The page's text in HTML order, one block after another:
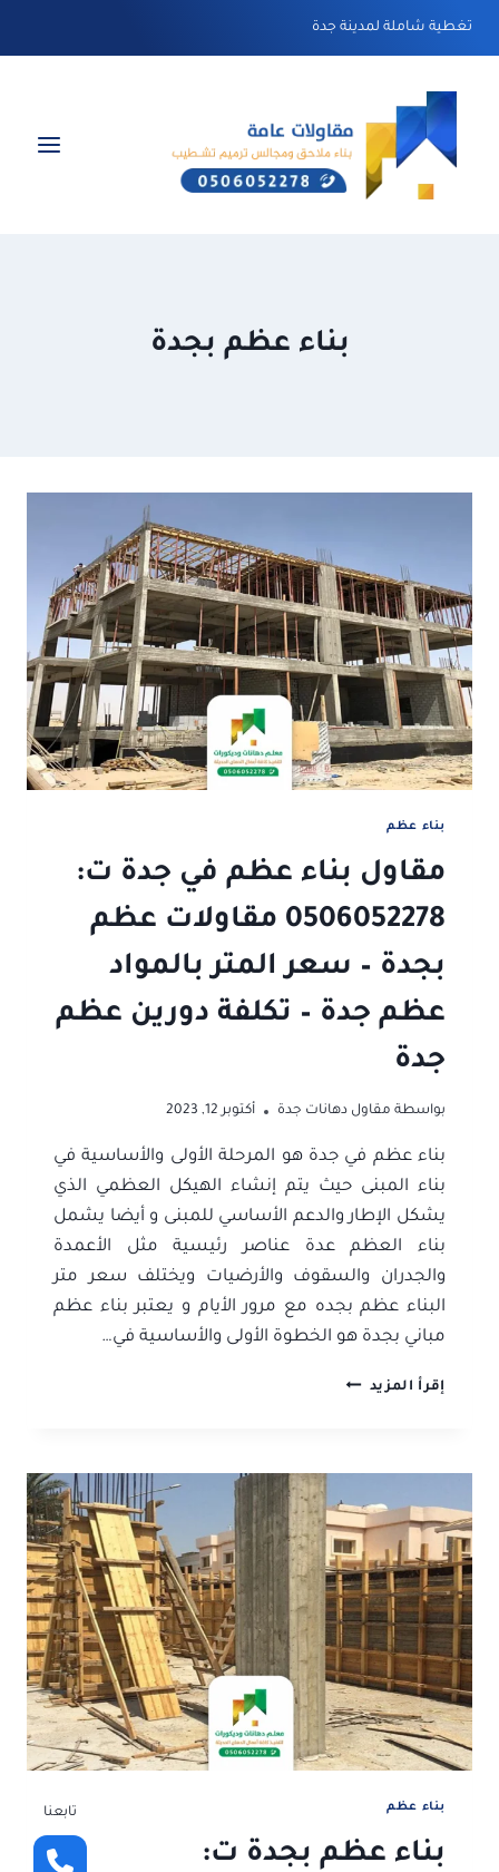
تغطية شاملة لمدينة جدة
بناء عظم بجدة
بناء عظم
مقاول بناء عظم في جدة ت:
0506052278 مقاولات عظم
بجدة – سعر المتر بالمواد
عظم جدة – تكلفة دورين عظم
جدة
بواسطة مقاول دهانات جدة أكتوبر 12, 2023
بناء عظم في جدة هو المرحلة الأولى والأساسية في
بناء المبنى حيث يتم إنشاء الهيكل العظمي الذي
يشكل الإطار والدعم الأساسي للمبنى و أيضا يشمل
بناء العظم عدة عناصر رئيسية مثل الأعمدة
والجدران والسقوف والأرضيات ويختلف سعر متر
البناء عظم بجده مع مرور الأيام و يعتبر بناء عظم
مباني بجدة هو الخطوة الأولى والأساسية في…
إقرأ المزيد مقاول
جدة
0506052278
مقاولات
عظم
بجدة
–
سعر
المتر
بالمواد
عظم
جدة
–
جدة
بناء عظم
بناء عظم بجدة ت:
تابعنا